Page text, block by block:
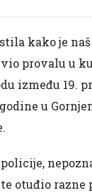
kako je
provalu u
između 19.
u
otuđio razne